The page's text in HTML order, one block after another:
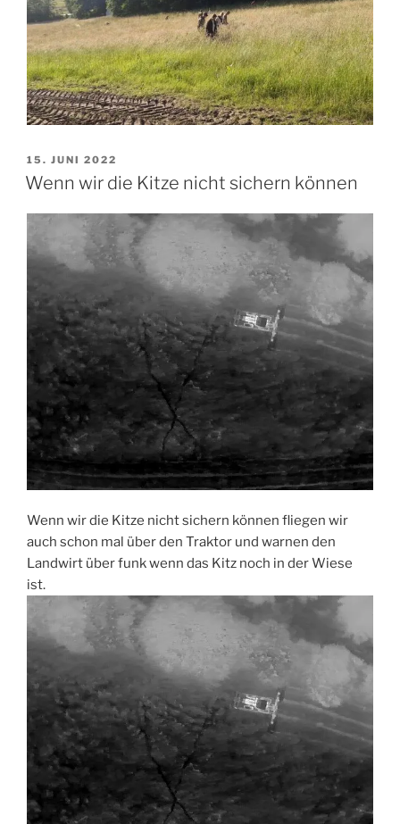
VERÖFFENTLICHT
AM
15. JUNI 2022
Wenn wir die Kitze nicht sichern können
Wenn wir die Kitze nicht sichern können fliegen wir
auch schon mal über den Traktor und warnen den
Landwirt über funk wenn das Kitz noch in der Wiese
ist.